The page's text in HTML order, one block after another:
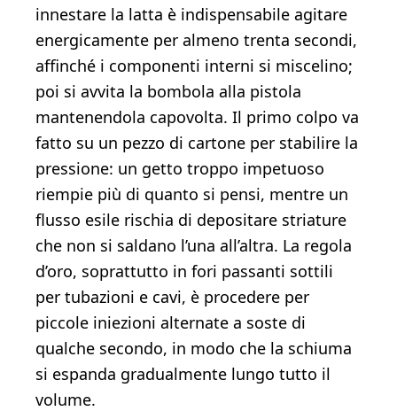
innestare la latta è indispensabile agitare
energicamente per almeno trenta secondi,
affinché i componenti interni si miscelino;
poi si avvita la bombola alla pistola
mantenendola capovolta. Il primo colpo va
fatto su un pezzo di cartone per stabilire la
pressione: un getto troppo impetuoso
riempie più di quanto si pensi, mentre un
flusso esile rischia di depositare striature
che non si saldano l’una all’altra. La regola
d’oro, soprattutto in fori passanti sottili
per tubazioni e cavi, è procedere per
piccole iniezioni alternate a soste di
qualche secondo, in modo che la schiuma
si espanda gradualmente lungo tutto il
volume.